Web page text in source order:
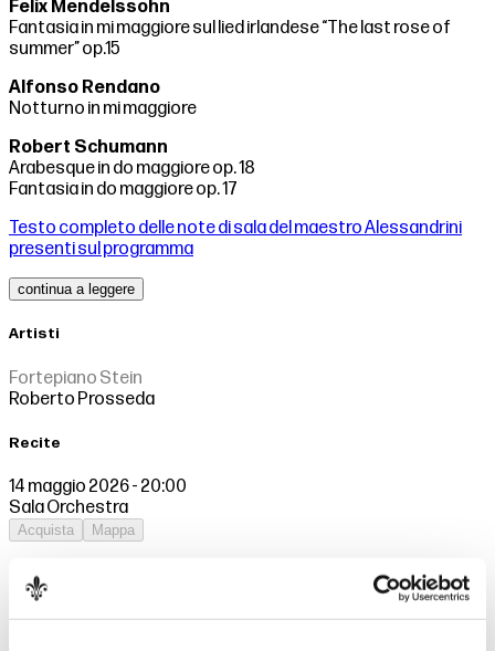
Felix Mendelssohn
Fantasia in mi maggiore sul lied irlandese “The last rose of
summer” op.15
Alfonso Rendano
Notturno in mi maggiore
Robert Schumann
Arabesque in do maggiore op. 18
Fantasia in do maggiore op. 17
Testo completo delle note di sala del maestro Alessandrini
presenti sul programma
continua a leggere
Artisti
Fortepiano Stein
Roberto Prosseda
Recite
14 maggio 2026 - 20:00
Sala Orchestra
Acquista Mappa
Prezzi
Posto unico 15,00€